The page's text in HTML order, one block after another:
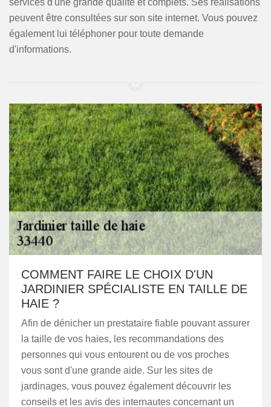
services d'une grande qualité et complets. Ses réalisations
peuvent être consultées sur son site internet. Vous pouvez
également lui téléphoner pour toute demande
d'informations.
COMMENT FAIRE LE CHOIX D'UN
JARDINIER SPÉCIALISTE EN TAILLE DE
HAIE ?
Afin de dénicher un prestataire fiable pouvant assurer
la taille de vos haies, les recommandations des
personnes qui vous entourent ou de vos proches
vous sont d'une grande aide. Sur les sites de
jardinages, vous pouvez également découvrir les
conseils et les avis des internautes concernant un